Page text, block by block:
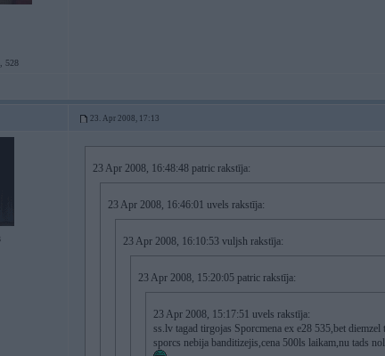
528
23. Apr 2008, 17:13
23 Apr 2008, 16:48:48 patric rakstīja:
23 Apr 2008, 16:46:01 uvels rakstīja:
23 Apr 2008, 16:10:53 vuljsh rakstīja:
23 Apr 2008, 15:20:05 patric rakstīja:
23 Apr 2008, 15:17:51 uvels rakstīja:
ss.lv tagad tirgojas Sporcmena ex e28 535,bet
sporcs nebija banditizejis,cena 500ls laikam,nu tads